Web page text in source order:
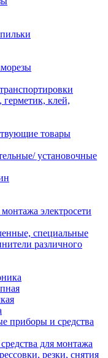
клей,
товары
установочные
электросети
специальные
различного
приборы и средства
для монтажа
резки, снятия